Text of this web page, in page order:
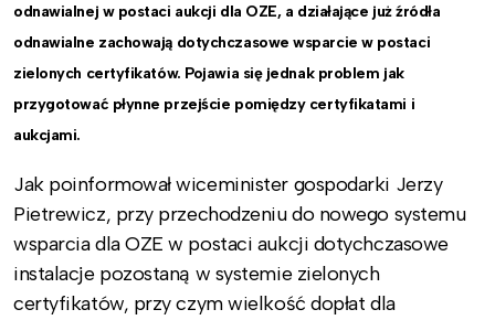
odnawialnej w postaci aukcji dla OZE, a działające już źródła
odnawialne zachowają dotychczasowe wsparcie w postaci
zielonych certyfikatów. Pojawia się jednak problem jak
przygotować płynne przejście pomiędzy certyfikatami i
aukcjami.
Jak poinformował wiceminister gospodarki Jerzy
Pietrewicz, przy przechodzeniu do nowego systemu
wsparcia dla OZE w postaci aukcji dotychczasowe
instalacje pozostaną w systemie zielonych
certyfikatów, przy czym wielkość dopłat dla